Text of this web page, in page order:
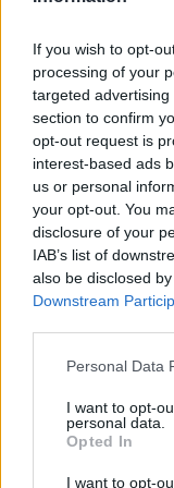
If you wish to opt-
processing of your
targeted
section to confirm
opt-out request is
interest-based ads
us or personal
your opt-out. You
disclosure of your
IAB’s list of
also be disclosed
Downstream
Please note that
not limited to your
grant or deny
use your data for
consent section.
Personal Data
I want to opt-
personal data.
Opted In
I want to opt-
οδηγός του
σύγκρουση
4Έρχεται
μελτέμια -
έντονα τα
5Στα Χανιά
Κυριάκος
Μαρέβα
Πιο
«Ελπίδα
Canadair
επιχειρεί